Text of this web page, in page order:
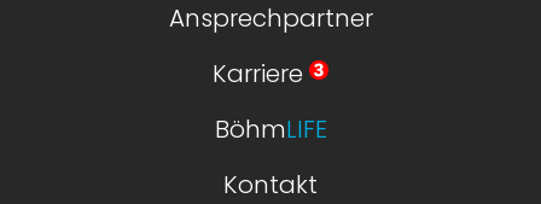
Ansprechpartner
Karriere
BöhmLIFE
Kontakt